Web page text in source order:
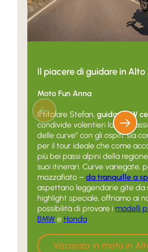
Il piacere di guidare in Alto
Moto Fun Anna
Il titolare Stefan, guida BMW
condivide volentieri la sua
delle curve” con gli ospiti: sia
per il tour ideale che come
più bei passi alpini della
suoi itinerari. Curve variegate,
mozzafiato – da tranquille a
aspettano leggendarie gite da
highlight speciale, offriamo ai
possibilità di provare i modelli
BMW e Honda.
Vacanza in moto in